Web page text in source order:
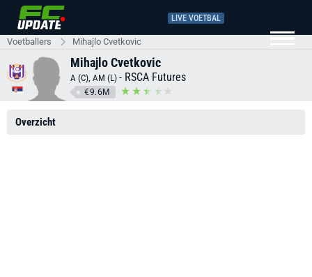
LIVE VOETBAL
Voetballers Mihajlo Cvetkovic
Mihajlo Cvetkovic
A (C), AM (L) - RSCA Futures
€9.6M
Overzicht